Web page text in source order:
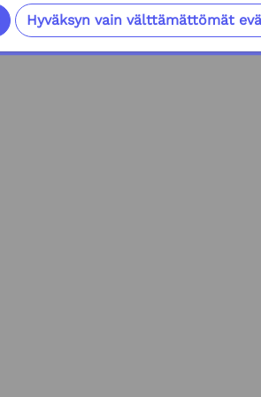
Hyväksyn vain välttämättömät